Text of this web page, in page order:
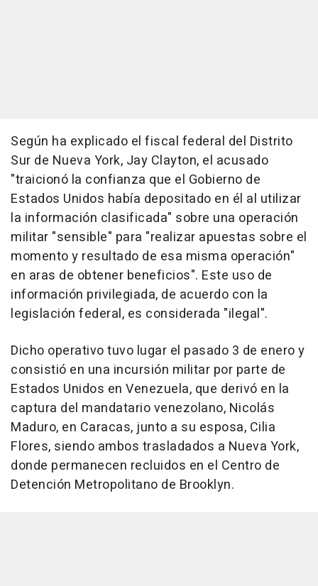
Según ha explicado el fiscal federal del Distrito
Sur de Nueva York, Jay Clayton, el acusado
"traicionó la confianza que el Gobierno de
Estados Unidos había depositado en él al utilizar
la información clasificada" sobre una operación
militar "sensible" para "realizar apuestas sobre el
momento y resultado de esa misma operación"
en aras de obtener beneficios". Este uso de
información privilegiada, de acuerdo con la
legislación federal, es considerada "ilegal".
Dicho operativo tuvo lugar el pasado 3 de enero y
consistió en una incursión militar por parte de
Estados Unidos en Venezuela, que derivó en la
captura del mandatario venezolano, Nicolás
Maduro, en Caracas, junto a su esposa, Cilia
Flores, siendo ambos trasladados a Nueva York,
donde permanecen recluidos en el Centro de
Detención Metropolitano de Brooklyn.